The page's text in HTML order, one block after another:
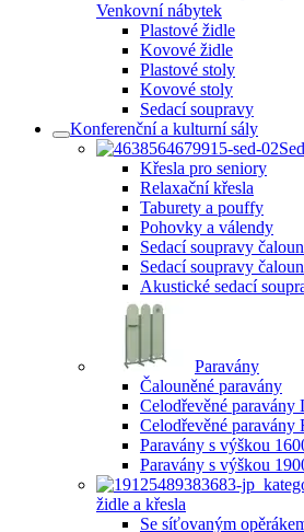
Venkovní nábytek
Plastové židle
Kovové židle
Plastové stoly
Kovové stoly
Sedací soupravy
Konferenční a kulturní sály
Křesla pro seniory
Relaxační křesla
Taburety a pouffy
Pohovky a válendy
Sedací soupravy
Sedací soupravy
Akustické sedací
Paravány
Čalouněné paravány
Celodřevěné paravány
Celodřevěné
Paravány s výškou
Paravány s výškou
židle a křesla
Se síťovaným